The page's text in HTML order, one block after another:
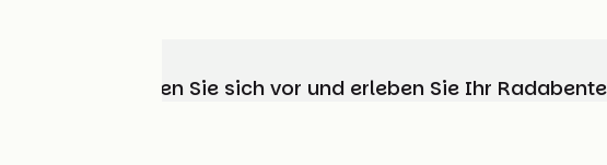
Wählen, bereiten Sie sich vor und erleben Sie Ihr